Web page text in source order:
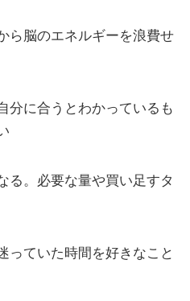
ら脳のエネルギーを浪費せ
分に合うとわかっているも
る。必要な量や買い足すタ
っていた時間を好きなこと